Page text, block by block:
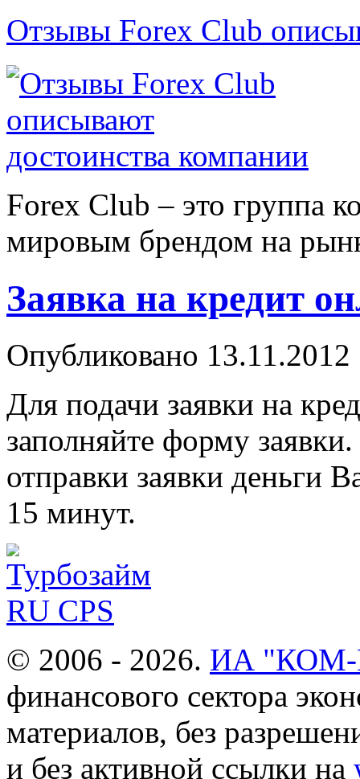
Отзывы Forex Сlub
Forex Сlub – это группа
мировым брендом на
Заявка на кредит
Опубликовано 13.11.2012
Для подачи заявки на
заполняйте форму
отправки заявки деньги
15 минут.
© 2006 - 2026. ИА
финансового сектора
материалов, без
и без активной ссылки на